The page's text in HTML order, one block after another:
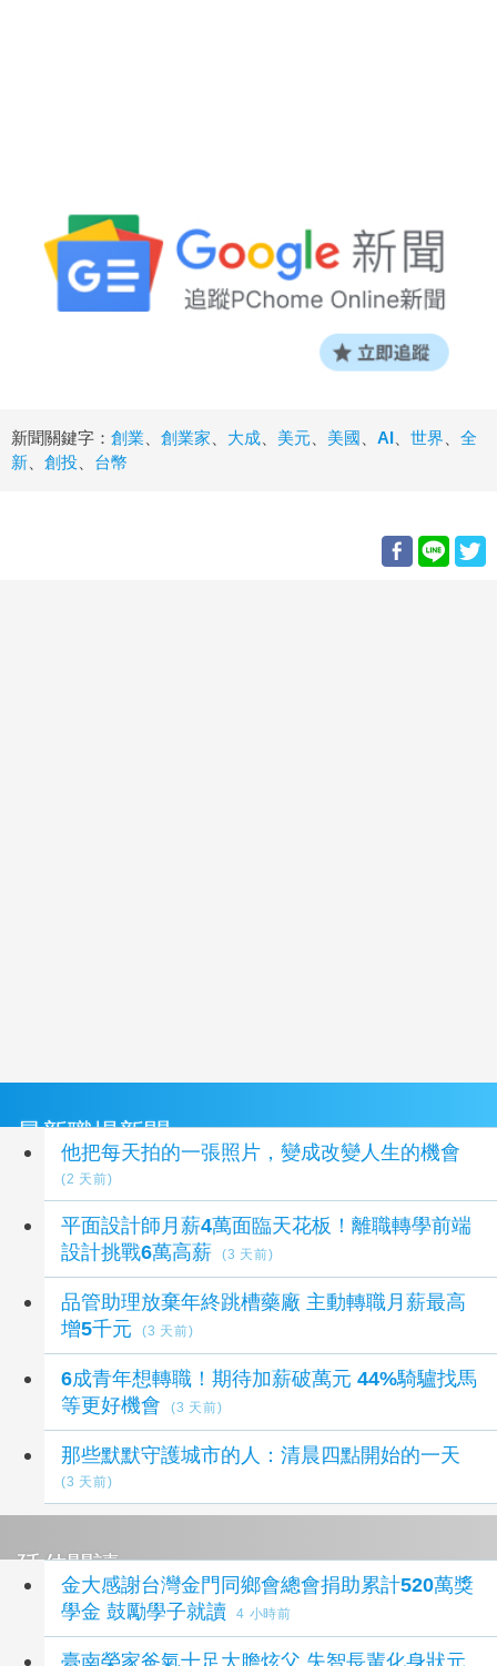
新聞關鍵字： 創業 創業家 大成 美元 美國 AI 世界
全
新
創投 台幣
最新職場新聞
他把每天拍的一張照片，變成改變人生的機會
(2 天前)
平面設計師月薪4萬面臨天花板！離職轉學前端
設計挑戰6萬高薪
(3 天前)
品管助理放棄年終跳槽藥廠 主動轉職月薪最高
增5千元
(3 天前)
6成青年想轉職！期待加薪破萬元 44%騎驢找馬
等更好機會
(3 天前)
那些默默守護城市的人：清晨四點開始的一天
(3 天前)
延伸閱讀
金大感謝台灣金門同鄉會總會捐助累計520萬獎
學金 鼓勵學子就讀
4 小時前
臺南榮家爸氣十足大膽炫父 失智長輩化身狀元